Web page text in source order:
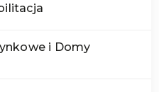
i Domy